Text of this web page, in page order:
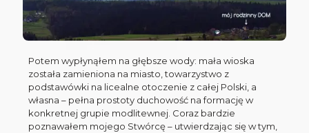
Potem wypłynąłem na głębsze wody: mała wioska
została zamieniona na miasto, towarzystwo z
podstawówki na licealne otoczenie z całej Polski, a
własna – pełna prostoty duchowość na formację w
konkretnej grupie modlitewnej. Coraz bardzie
poznawałem mojego Stwórcę – utwierdzając się w tym,